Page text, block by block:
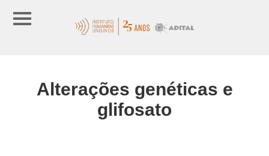
Alterações genéticas e
glifosato